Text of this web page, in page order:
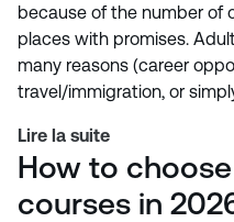
because of the number of
places with promises.
many reasons (career
travel/immigration, or
Lire la suite
How to
courses in